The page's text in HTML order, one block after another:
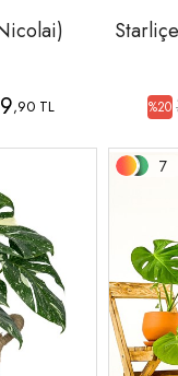
,90 TL %20
7